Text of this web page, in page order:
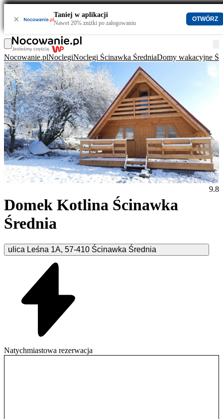
× Taniej w aplikacji
Nawet 20% zniżki po zalogowaniu
OTWÓRZ
Nocowanie.plNoclegiNoclegi Ścinawka ŚredniaDomy wakacyjne
Domek Kotlina Ścinawka
Średnia
ulica Leśna 1A, 57-410 Ścinawka Średnia
9.8
Natychmiastowa rezerwacja